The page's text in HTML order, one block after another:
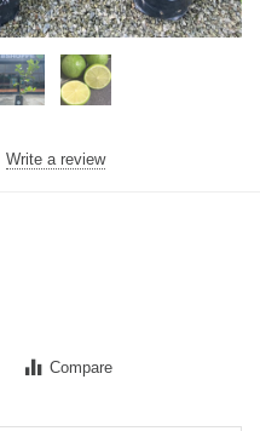
Write a review
Compare